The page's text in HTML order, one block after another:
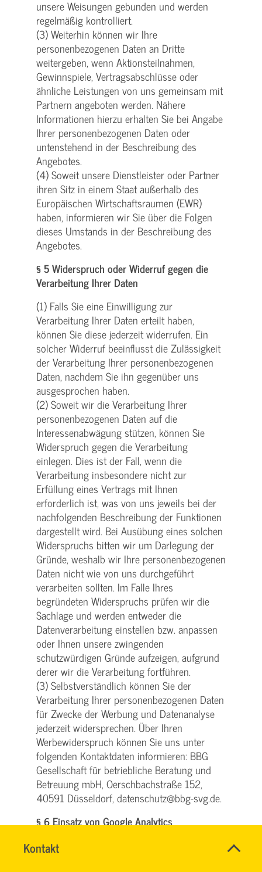
Kontakt
SVG
Name*
unsere Weisungen gebunden und werden
regelmäßig kontrolliert.
(3) Weiterhin können wir Ihre
personenbezogenen Daten an Dritte
weitergeben, wenn Aktionsteilnahmen,
Gewinnspiele, Vertragsabschlüsse oder
ähnliche Leistungen von uns gemeinsam mit
Partnern angeboten werden. Nähere
Informationen hierzu erhalten Sie bei Angabe
Ihrer personenbezogenen Daten oder
untenstehend in der Beschreibung des
Angebotes.
(4) Soweit unsere Dienstleister oder Partner
ihren Sitz in einem Staat außerhalb des
Europäischen Wirtschaftsraumen (EWR)
haben, informieren wir Sie über die Folgen
dieses Umstands in der Beschreibung des
Angebotes.
§ 5 Widerspruch oder Widerruf gegen die
Verarbeitung Ihrer Daten
(1) Falls Sie eine Einwilligung zur
Verarbeitung Ihrer Daten erteilt haben,
können Sie diese jederzeit widerrufen. Ein
solcher Widerruf beeinflusst die Zulässigkeit
der Verarbeitung Ihrer personenbezogenen
Daten, nachdem Sie ihn gegenüber uns
ausgesprochen haben.
(2) Soweit wir die Verarbeitung Ihrer
personenbezogenen Daten auf die
Interessenabwägung stützen, können Sie
Widerspruch gegen die Verarbeitung
einlegen. Dies ist der Fall, wenn die
Verarbeitung insbesondere nicht zur
Erfüllung eines Vertrags mit Ihnen
erforderlich ist, was von uns jeweils bei der
nachfolgenden Beschreibung der Funktionen
dargestellt wird. Bei Ausübung eines solchen
Widerspruchs bitten wir um Darlegung der
Gründe, weshalb wir Ihre personenbezogenen
Daten nicht wie von uns durchgeführt
verarbeiten sollten. Im Falle Ihres
begründeten Widerspruchs prüfen wir die
Sachlage und werden entweder die
Datenverarbeitung einstellen bzw. anpassen
oder Ihnen unsere zwingenden
schutzwürdigen Gründe aufzeigen, aufgrund
derer wir die Verarbeitung fortführen.
(3) Selbstverständlich können Sie der
Verarbeitung Ihrer personenbezogenen Daten
für Zwecke der Werbung und Datenanalyse
jederzeit widersprechen. Über Ihren
Werbewiderspruch können Sie uns unter
folgenden Kontaktdaten informieren: BBG
Gesellschaft für betriebliche Beratung und
Betreuung mbH, Oerschbachstraße 152,
40591 Düsseldorf, datenschutz@bbg-svg.de.
§ 6 Einsatz von Google Analytics
(1) Diese Website benutzt Google Analytics,
einen Webanalysedienst der Google Inc.